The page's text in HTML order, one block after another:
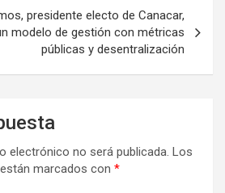
presidente electo de Canacar,
modelo de gestión con métricas
públicas y desentralización
electrónico no será publicada. Los
marcados con *